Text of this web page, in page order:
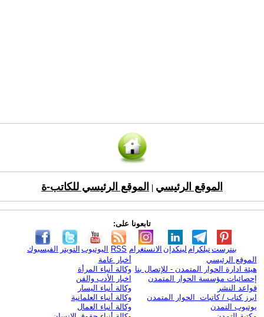
الموقع الرئيسي الموقع الرئيسي للكاتب-ة
تابعونا على:
الفيسبوك التويتر اليوتيوب RSS الانستغرام لينكدإن تيلكرامبنترست
الموقع الرئيسي
هيئة ادارة الحوار المتمدن - للإتصال بنا
إحصائيات مؤسسة الحوار المتمدن
قواعد النشر
ابرز كتاب / كاتبات الحوار المتمدن
يوتيوب التمدن
أخبار عامة
وكالة أنباء المرأة
اخبار الأدب والفن
وكالة أنباء اليسار
وكالة أنباء العلمانية
وكالة أنباء العمال